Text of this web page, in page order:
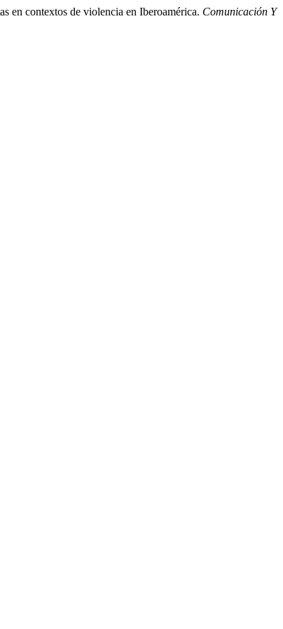
en contextos de violencia en Iberoamérica. Comunicación Y